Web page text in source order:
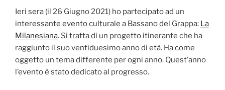
Ieri sera (il 26 Giugno 2021) ho partecipato ad un
interessante evento culturale a Bassano del Grappa: La
Milanesiana. Si tratta di un progetto itinerante che ha
raggiunto il suo ventiduesimo anno di età. Ha come
oggetto un tema differente per ogni anno. Quest’anno
l’evento è stato dedicato al progresso.